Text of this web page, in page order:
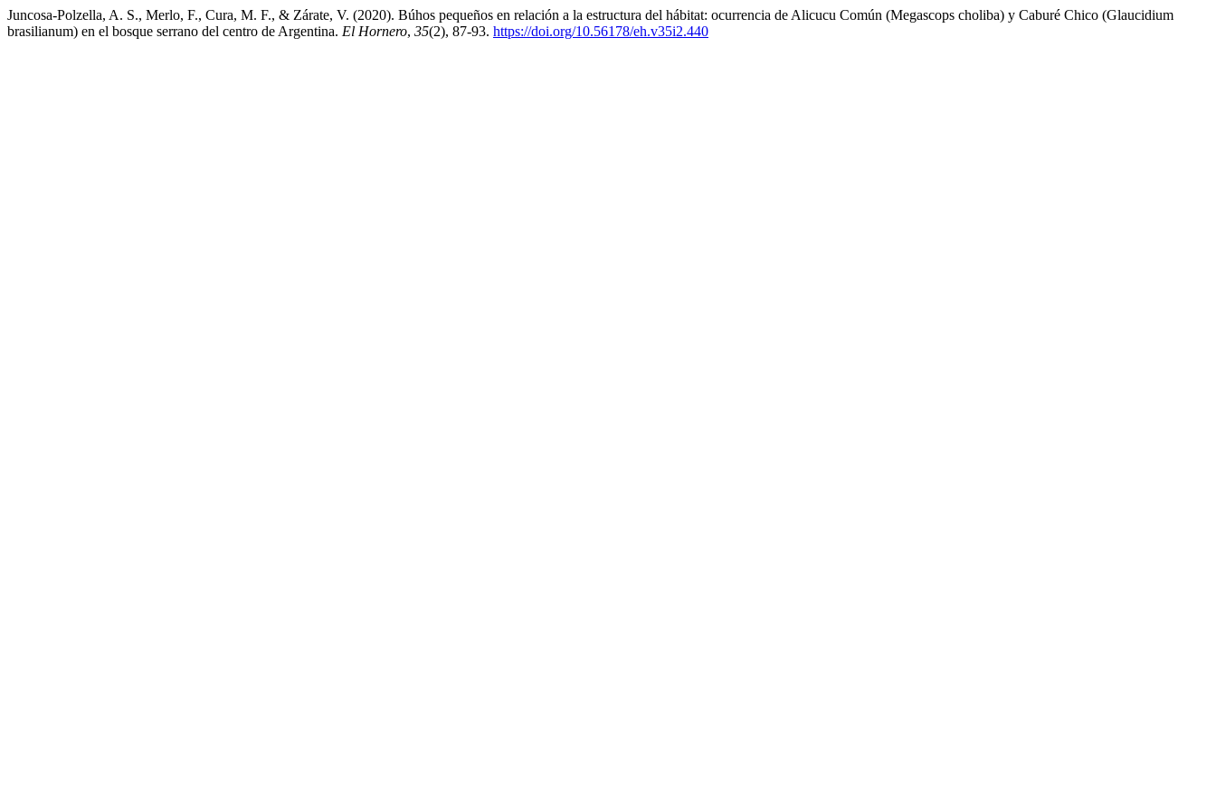
Juncosa-Polzella, A. S., Merlo, F., Cura, M. F., & Zárate, V. (2020). Búhos pequeños en relación a la estructura del hábitat: ocurrencia de Alicucu Común (Megascops choliba) y Caburé Chico (Glaucidium
brasilianum) en el bosque serrano del centro de Argentina. El Hornero, 35(2), 87-93. https://doi.org/10.56178/eh.v35i2.440